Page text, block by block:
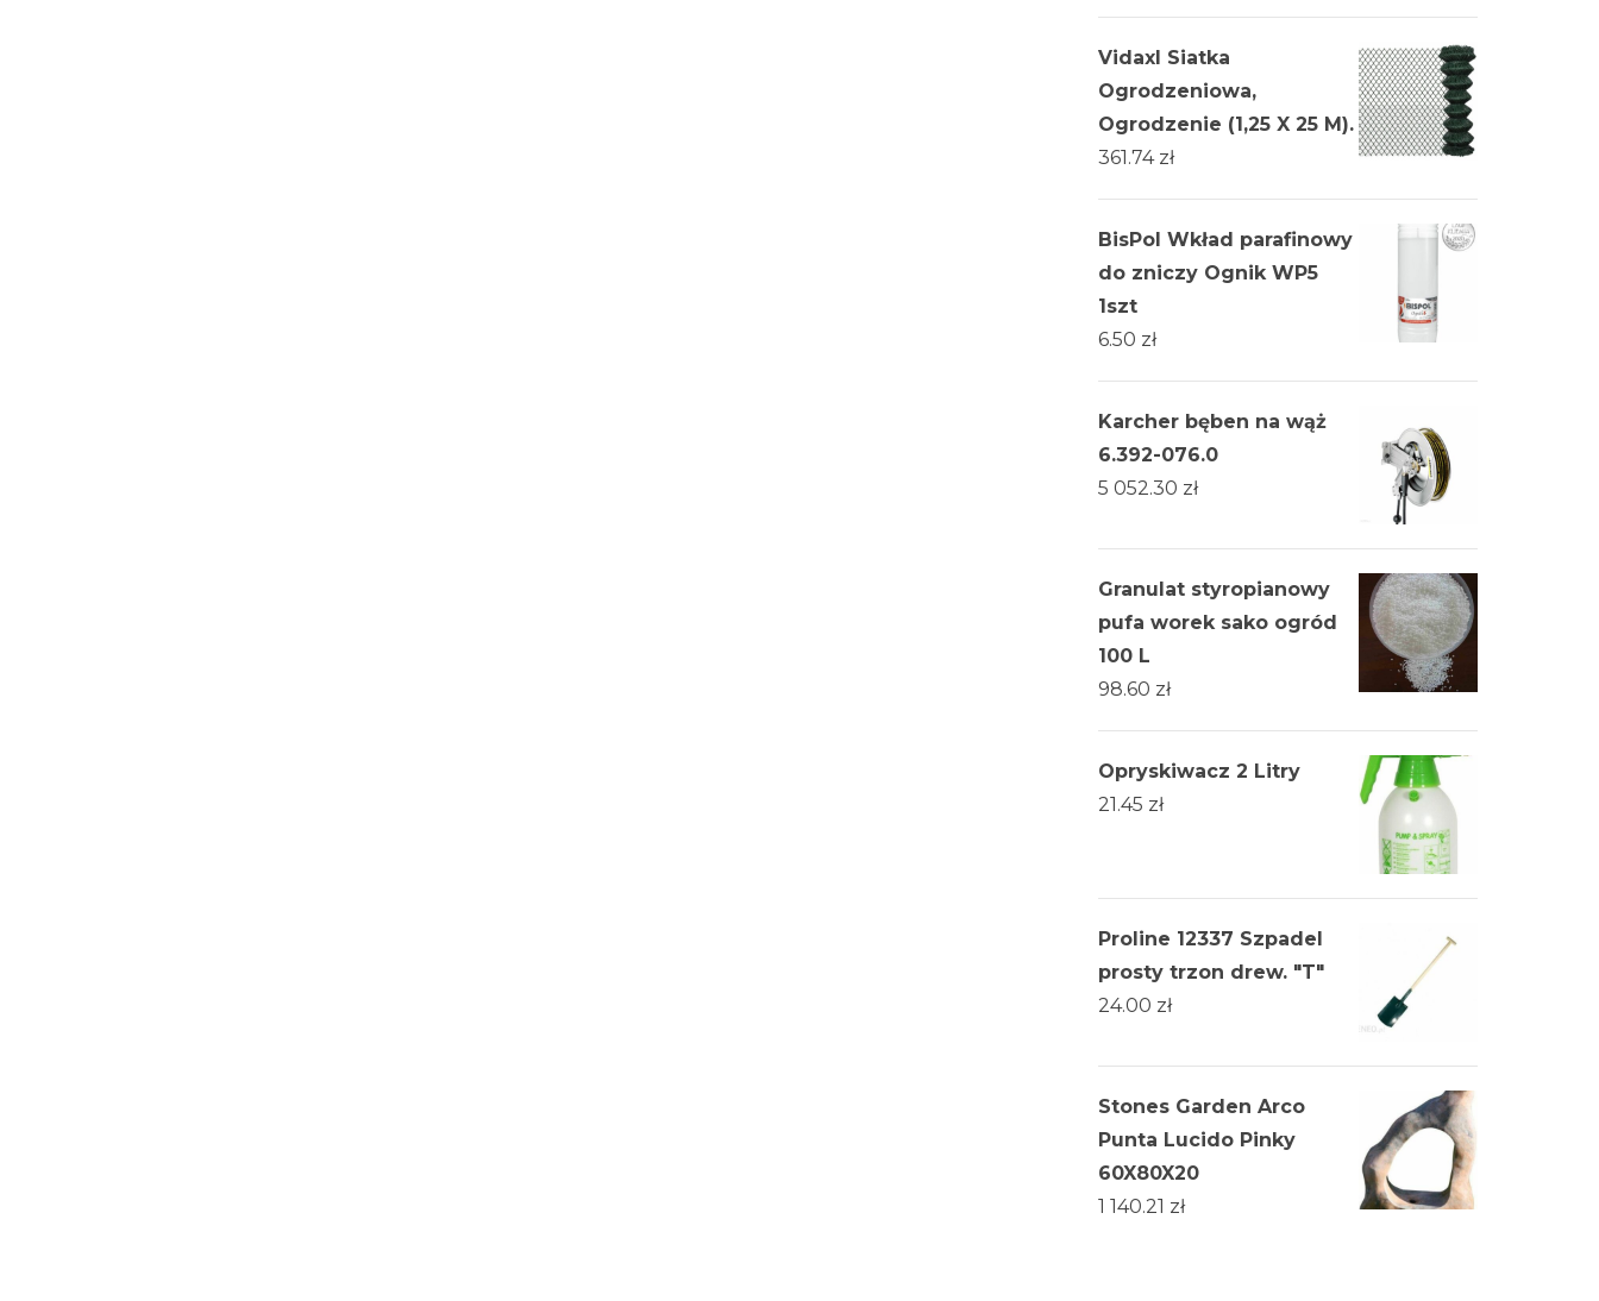
Vidaxl Siatka
Ogrodzeniowa,
Ogrodzenie (1,25 X 25 M).
361.74 zł
BisPol Wkład parafinowy
do zniczy Ognik WP5
1szt
6.50 zł
Karcher bęben na wąż
6.392-076.0
5 052.30 zł
Granulat styropianowy
pufa worek sako ogród
100 L
98.60 zł
Opryskiwacz 2 Litry
21.45 zł
Proline 12337 Szpadel
prosty trzon drew. "T"
24.00 zł
Stones Garden Arco
Punta Lucido Pinky
60X80X20
1 140.21 zł